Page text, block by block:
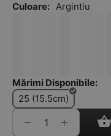
Culoare: Argintiu
Mărimi Disponibile:
25 (15.5cm)
+
−